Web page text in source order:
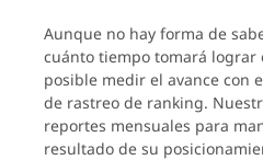
Aunque no hay forma de
cuánto tiempo tomará lograr
posible medir el avance con
de rastreo de ranking.
reportes mensuales para
resultado de su